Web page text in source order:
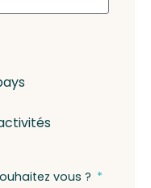
vous ?